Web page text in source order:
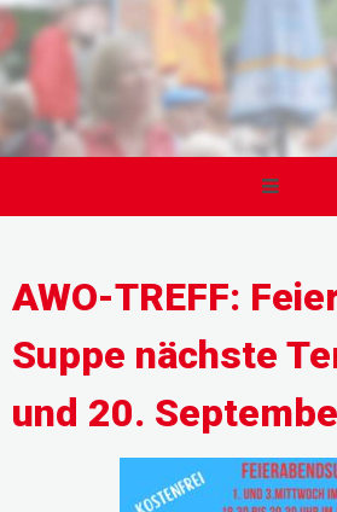
AWO-TREFF:
Suppe nächste
und 20.